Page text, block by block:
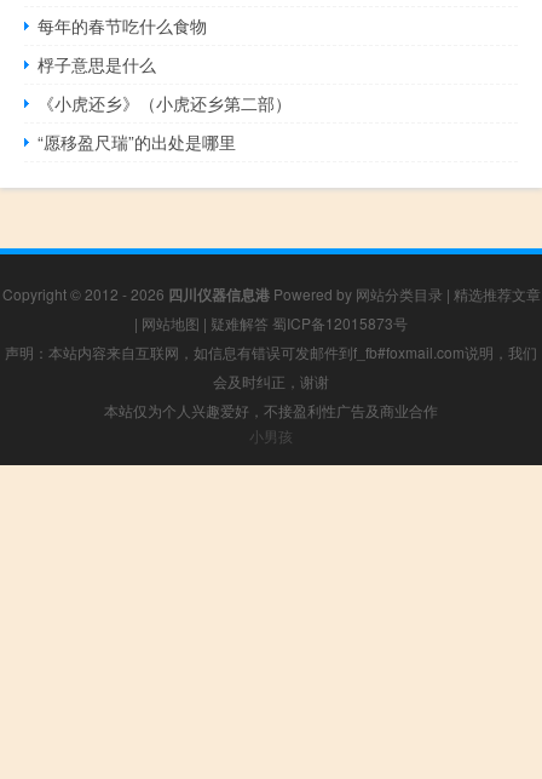
每年的春节吃什么食物
桴子意思是什么
《小虎还乡》（小虎还乡第二部）
“愿移盈尺瑞”的出处是哪里
Copyright © 2012 - 2026 四川仪器信息港Powered by 网站分类目录 | 精选推荐文章
| 网站地图 | 疑难解答 蜀ICP备12015873号
声明：本站内容来自互联网，如信息有错误可发邮件到f_fb#foxmail.com说明，我们
会及时纠正，谢谢
本站仅为个人兴趣爱好，不接盈利性广告及商业合作
小男孩